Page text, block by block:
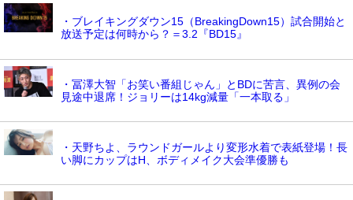
・ブレイキングダウン15（BreakingDown15）試合開始と
放送予定は何時から？＝3.2『BD15』
・冨澤大智「お笑い番組じゃん」とBDに苦言、異例の会
見途中退席！ジョリーは14kg減量「一本取る」
・天野ちよ、ラウンドガールより変形水着で表紙登場！長
い脚にカップはH、ボディメイク大会準優勝も